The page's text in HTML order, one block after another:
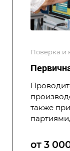
Поверка и
также
от 3